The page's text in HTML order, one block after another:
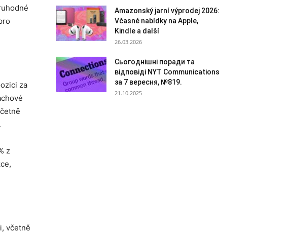
za
z
včetně
Amazonský jarní výprodej 2026:
Včasné nabídky na Apple,
Kindle a další
26.03.2026
Сьогоднішні поради та
відповіді NYT Communications
за 7 вересня, №819.
21.10.2025